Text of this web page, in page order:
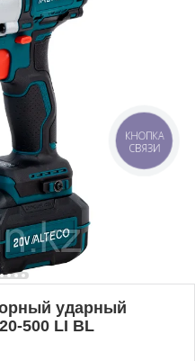
ударный
500 LI BL
КНОПКА
СВЯЗИ